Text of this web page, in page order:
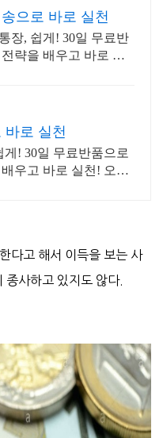
으로 바로 실천
장, 쉽게! 30일 무료반
략을 배우고 바로 실
바로 실천
! 30일 무료반품으로
우고 바로 실천! 오늘
다고 해서 이득을 보는 사
종사하고 있지도 않다.